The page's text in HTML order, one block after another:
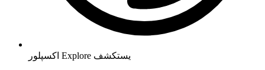
اکسپلور Explore يستكشف